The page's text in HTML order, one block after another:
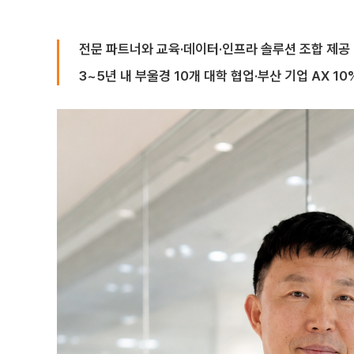
전문 파트너와 교육·데이터·인프라 솔루션 조합 제공
3~5년 내 부울경 10개 대학 협업·부산 기업 AX